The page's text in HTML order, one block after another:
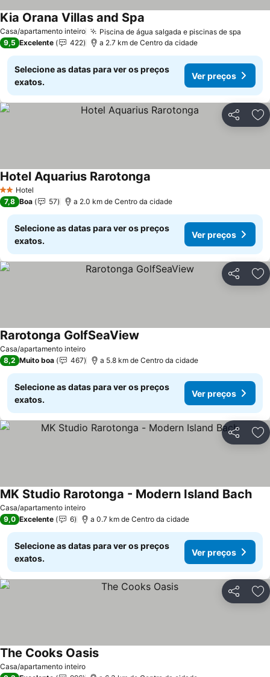
Casa/apartamento inteiro Piscina de água salgada e piscinas de spa
Kia Orana Villas and Spa
9,5 Excelente 422 a 2.7 km de Centro da cidade
Selecione as datas para ver os preços
exatos.
Ver preços
Partilhar
2 Estrelas
Hotel
Hotel Aquarius Rarotonga
7,8 Boa 57 a 2.0 km de Centro da cidade
Selecione as datas para ver os preços
exatos.
Ver preços
Partilhar
Casa/apartamento inteiro
Rarotonga GolfSeaView
8,2 Muito boa 467 a 5.8 km de Centro da cidade
Selecione as datas para ver os preços
exatos.
Ver preços
Partilhar
Casa/apartamento inteiro
MK Studio Rarotonga - Modern Island Bach
9,0 Excelente 6 a 0.7 km de Centro da cidade
Selecione as datas para ver os preços
exatos.
Ver preços
Partilhar
Casa/apartamento inteiro
The Cooks Oasis